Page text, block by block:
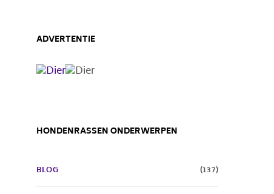
ADVERTENTIE
HONDENRASSEN ONDERWERPEN
BLOG (137)